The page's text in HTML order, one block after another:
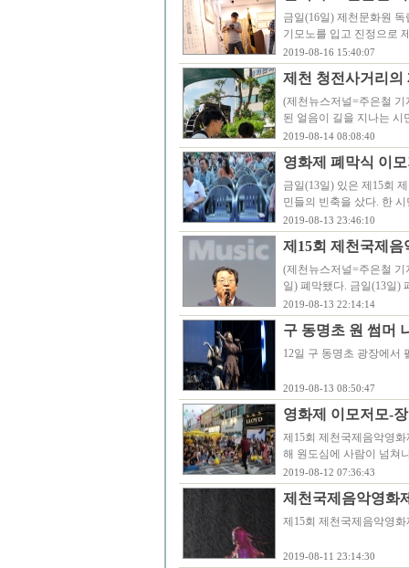
금일(16일) 제천문화원
기모노를 입고 진정으로
2019-08-16 15:40:07
제천 청전사거리
(제천뉴스저널=주은철
된 얼음이 길을 지나는
2019-08-14 08:08:40
영화제 폐막식 이
금일(13일) 있은 제15회
민들의 빈축을 샀다. 한
2019-08-13 23:46:10
제15회 제천국제
(제천뉴스저널=주은철
일) 폐막됐다. 금일(13일)
2019-08-13 22:14:14
구 동명초 원 썸머
12일 구 동명초 광장에서
2019-08-13 08:50:47
영화제 이모저모-
제15회 제천국제음악영
해 원도심에 사람이 넘쳐
2019-08-12 07:36:43
제천국제음악영화
제15회 제천국제음악영
2019-08-11 23:14:30